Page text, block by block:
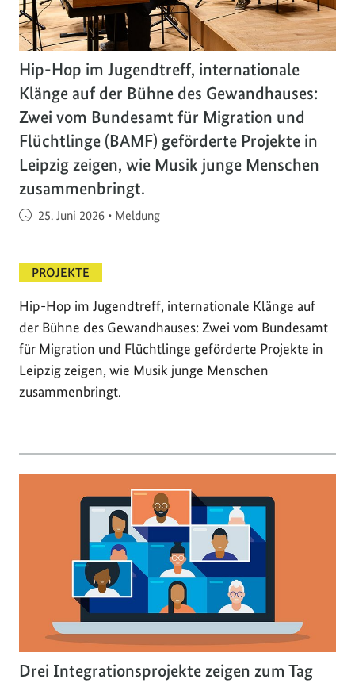
Hip-Hop im Jugendtreff, internationale
Klänge auf der Bühne des Gewandhauses:
Zwei vom Bundesamt für Migration und
Flüchtlinge (BAMF) geförderte Projekte in
Leipzig zeigen, wie Musik junge Menschen
zusammenbringt.
Veröffentlicht am
25. Juni 2026 • Meldung
PROJEKTE
Hip-Hop im Jugendtreff, internationale Klänge auf
der Bühne des Gewandhauses: Zwei vom Bundesamt
für Migration und Flüchtlinge geförderte Projekte in
Leipzig zeigen, wie Musik junge Menschen
zusammenbringt.
Drei Integrationsprojekte zeigen zum Tag